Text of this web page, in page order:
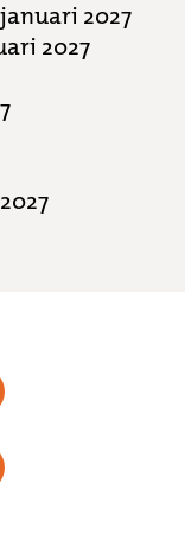
2027
2027